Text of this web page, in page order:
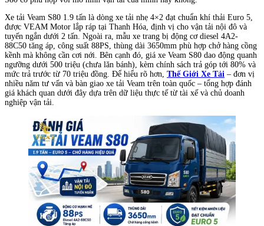
Xe tải Veam S80 1.9 tấn là dòng xe tải nhẹ 4×2 đạt chuẩn khí thải Euro 5,
được VEAM Motor lắp ráp tại Thanh Hóa, định vị cho vận tải nội đô và
tuyến ngắn dưới 2 tấn. Ngoài ra, mẫu xe trang bị động cơ diesel 4A2-
88C50 tăng áp, công suất 88PS, thùng dài 3650mm phù hợp chở hàng cồng
kềnh mà không cần cơi nới. Bên cạnh đó, giá xe Veam S80 dao động quanh
ngưỡng dưới 500 triệu (chưa lăn bánh), kèm chính sách trả góp tới 80% và
mức trả trước từ 70 triệu đồng. Để hiểu rõ hơn, Thế Giới Xe Tải – đơn vị
nhiều năm tư vấn và bàn giao xe tải Veam trên toàn quốc – tổng hợp đánh
giá khách quan dưới đây dựa trên dữ liệu thực tế từ tài xế và chủ doanh
nghiệp vận tải.